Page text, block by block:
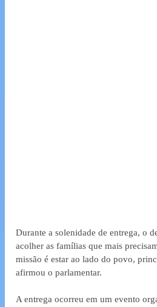
Durante a solenidade de entrega, o
acolher as famílias que mais
missão é estar ao lado do povo,
afirmou o parlamentar.
A entrega ocorreu em um evento